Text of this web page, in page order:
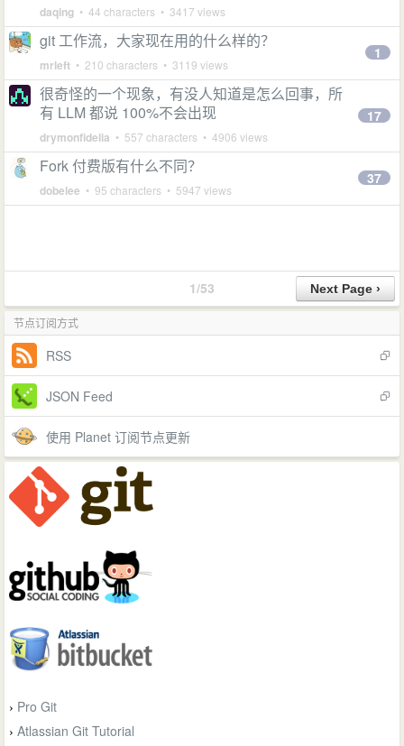
daqing • 44 characters • 3417 views
git 工作流，大家现在用的什么样的？
mrleft • 210 characters • 3119 views
1
很奇怪的一个现象，有没人知道是怎么回事，所
有 LLM 都说 100%不会出现
drymonfidelia • 557 characters • 4906 views
17
Fork 付费版有什么不同？
dobelee • 95 characters • 5947 views
37
1/53
节点订阅方式
RSS
JSON Feed
使用 Planet 订阅节点更新
› Pro Git
› Atlassian Git Tutorial